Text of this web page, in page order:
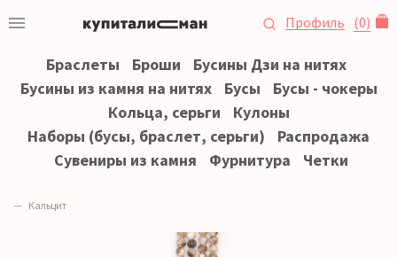
Профиль (0)
Браслеты Броши
Бусины Дзи на нитях
Бусины из камня на нитях
Бусы
Бусы - чокеры
Кольца, серьги
Кулоны
Наборы (бусы, браслет, серьги)
Распродажа
Сувениры из камня
Фурнитура Четки
Кальцит